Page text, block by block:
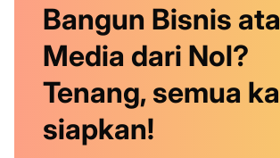
Bangun Bisnis
Media dari Nol?
Tenang, semua
siapkan!